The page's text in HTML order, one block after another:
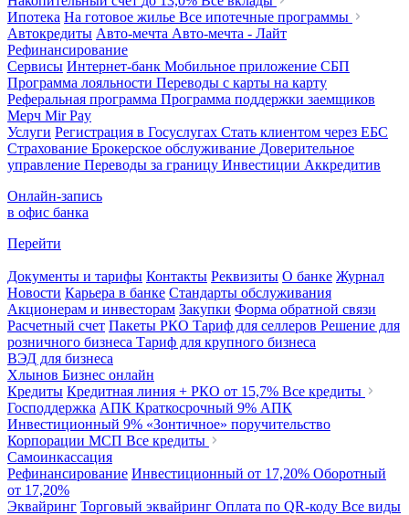
Ипотека На готовое жилье Все ипотечные программы
Автокредиты Авто-мечта Авто-мечта - Лайт
Рефинансирование
Сервисы Интернет-банк Мобильное приложение СБП
Программа лояльности Переводы с карты на карту
Реферальная программа Программа поддержки заемщиков
Мерч Mir Pay
Услуги Регистрация в Госуслугах Стать клиентом через ЕБС
Страхование Брокерское обслуживание Доверительное
управление Переводы за границу Инвестиции Аккредитив
Онлайн-запись
в офис банка
Перейти
Документы и тарифы Контакты Реквизиты О банке Журнал
Новости Карьера в банке Стандарты обслуживания
Акционерам и инвесторам Закупки Форма обратной связи
Расчетный счет Пакеты РКО Тариф для селлеров Решение для
розничного бизнеса Тариф для крупного бизнеса
ВЭД для бизнеса
Хлынов Бизнес онлайн
Кредиты Кредитная линия + РКО от 15,7% Все кредиты
Господдержка АПК Краткосрочный 9% АПК
Инвестиционный 9% «Зонтичное» поручительство
Корпорации МСП Все кредиты
Самоинкассация
Рефинансирование Инвестиционный от 17,20% Оборотный
от 17,20%
Эквайринг Торговый эквайринг Оплата по QR-коду Все виды